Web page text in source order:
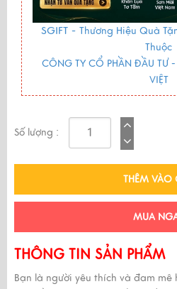
SGIFT - Thương Hiệu Quà
Thuộc
CÔNG TY CỔ PHẦN ĐẦU TƯ -
VIỆT
Số lượng :
THÊM VÀO
MUA
THÔNG TIN SẢN PHẨM
Bạn là người yêu thích và đam mê